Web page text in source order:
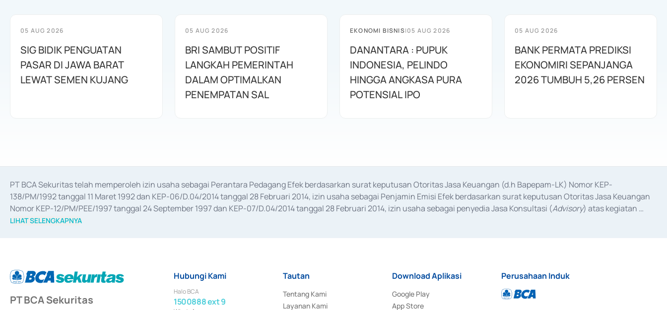
05 AUG 2026
SIG BIDIK PENGUATAN
PASAR DI JAWA BARAT
LEWAT SEMEN KUJANG
05 AUG 2026
BRI SAMBUT POSITIF
LANGKAH PEMERINTAH
DALAM OPTIMALKAN
PENEMPATAN SAL
EKONOMI BISNIS|05 AUG 2026
DANANTARA : PUPUK
INDONESIA, PELINDO
HINGGA ANGKASA PURA
POTENSIAL IPO
05 AUG 2026
BANK PERMATA PREDIKSI
EKONOMIRI SEPANJANGA
2026 TUMBUH 5,26 PERSEN
PT BCA Sekuritas telah memperoleh izin usaha sebagai Perantara Pedagang Efek berdasarkan surat keputusan Otoritas Jasa Keuangan (d.h Bapepam-LK) Nomor KEP-
138/PM/1992 tanggal 11 Maret 1992 dan KEP-06/D.04/2014 tanggal 28 Februari 2014, izin usaha sebagai Penjamin Emisi Efek berdasarkan surat keputusan Otoritas Jasa Keuangan
Nomor KEP-12/PM/PEE/1997 tanggal 24 September 1997 dan KEP-07/D.04/2014 tanggal 28 Februari 2014, izin usaha sebagai penyedia Jasa Konsultasi (Advisory) atas kegiatan
merger, akuisisi, divestasi, dan
LIHAT SELENGKAPNYA
PT BCA Sekuritas
Hubungi Kami
Halo BCA
1500888 ext 9
Tautan
Tentang Kami
Layanan Kami
Download Aplikasi
Google Play
App Store
Perusahaan Induk